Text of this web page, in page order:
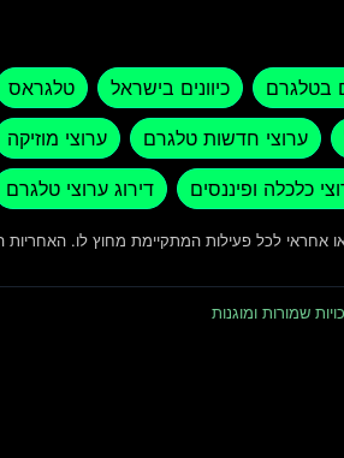
בטלגרם כיוונים בישראל טלגראס
ערוצי חדשות טלגרם ערוצי מוזיקה
כלכלה ופיננסים דירוג ערוצי טלגרם
או אחראי לכל פעילות המתקיימת מחוץ לו.